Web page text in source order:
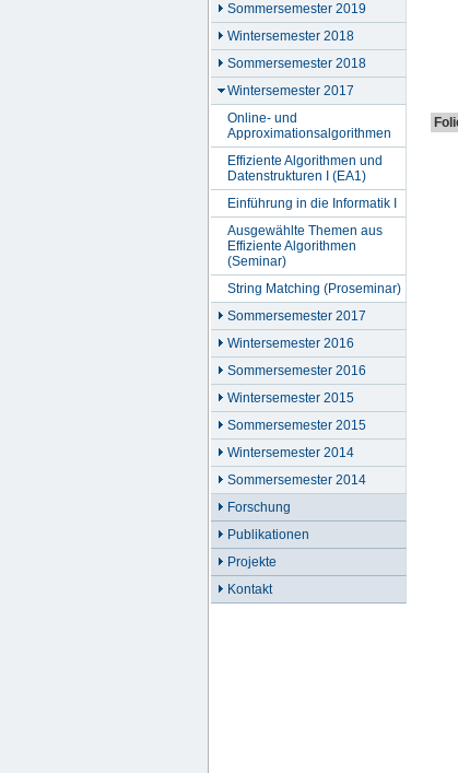
Sommersemester 2019
Wintersemester 2018
Sommersemester 2018
Wintersemester 2017
Online- und
Approximationsalgorithmen
Effiziente Algorithmen und
Datenstrukturen I (EA1)
Einführung in die Informatik I
Ausgewählte Themen aus
Effiziente Algorithmen
(Seminar)
String Matching (Proseminar)
Sommersemester 2017
Wintersemester 2016
Sommersemester 2016
Wintersemester 2015
Sommersemester 2015
Wintersemester 2014
Sommersemester 2014
Forschung
Publikationen
Projekte
Kontakt